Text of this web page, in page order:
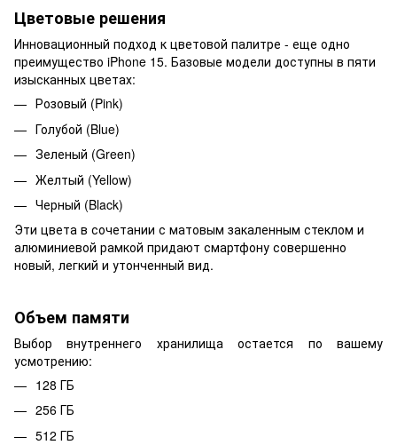
Цветовые решения
Инновационный подход к цветовой палитре - еще одно
преимущество iPhone 15. Базовые модели доступны в пяти
изысканных цветах:
Розовый (Pink)
Голубой (Blue)
Зеленый (Green)
Желтый (Yellow)
Черный (Black)
Эти цвета в сочетании с матовым закаленным стеклом и
алюминиевой рамкой придают смартфону совершенно
новый, легкий и утонченный вид.
Объем памяти
Выбор внутреннего хранилища остается по вашему
усмотрению:
128 ГБ
256 ГБ
512 ГБ